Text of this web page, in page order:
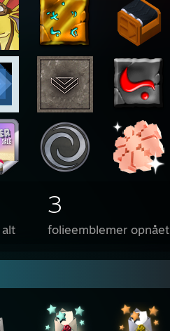
3
folieemblemer opnået